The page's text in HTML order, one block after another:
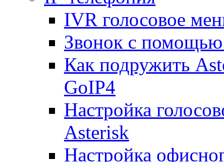
IVR голосовое
Звонок с
Как подружить
GoIP4
Настройка
Asterisk
Настройка